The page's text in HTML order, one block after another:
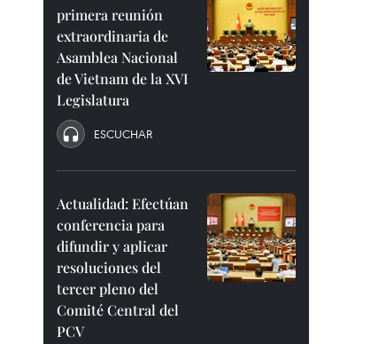
primera reunión
extraordinaria de
Asamblea Nacional
de Vietnam de la XVI
Legislatura
ESCUCHAR
Actualidad: Efectúan
conferencia para
difundir y aplicar
resoluciones del
tercer pleno del
Comité Central del
PCV